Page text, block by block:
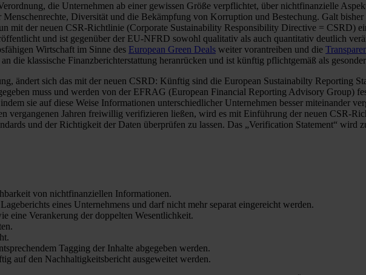
die Unternehmen ab einer gewissen Größe verpflichtet, über nichtfinanzielle
Diversität und die Bekämpfung von Korruption und Bestechung. Galt
mit der neuen CSR-Richtlinie (Corporate Sustainability Responsibility Directive = CSRD)
und ist gegenüber der EU-NFRD sowohl qualitativ als auch quantitativ deutlich
Wirtschaft im Sinne des European Green Deals weiter vorantreiben und die
an die klassische Finanzberichterstattung heranrücken und ist künftig pflichtgemäß als
ändert sich das mit der neuen CSRD: Künftig sind die European Sustainabilty Reporting
muss und werden von der EFRAG (European Financial Reporting Advisory Group)
sie auf diese Weise Informationen unterschiedlicher Unternehmen besser miteinander
vergangenen Jahren freiwillig verifizieren ließen, wird es mit Einführung der neuen CSR-
und der Richtigkeit der Daten überprüfen zu lassen. Das „Verification Statement“ wird
von nichtfinanziellen Informationen.
eines Unternehmens und darf nicht mehr separat eingereicht werden.
eine Verankerung der doppelten Wesentlichkeit.
Tagging der Inhalte abgegeben werden.
auf den Nachhaltigkeitsbericht ausgeweitet werden.